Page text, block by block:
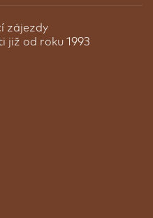
zájezdy
již od roku 1993